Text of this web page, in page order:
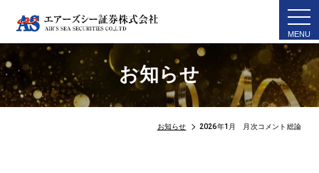
お知らせ
お知らせ 2026年1月 月次コメント総論